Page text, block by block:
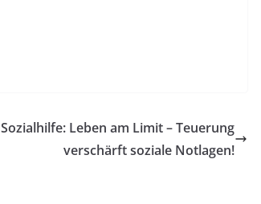
Sozialhilfe: Leben am Limit – Teuerung
verschärft soziale Notlagen!